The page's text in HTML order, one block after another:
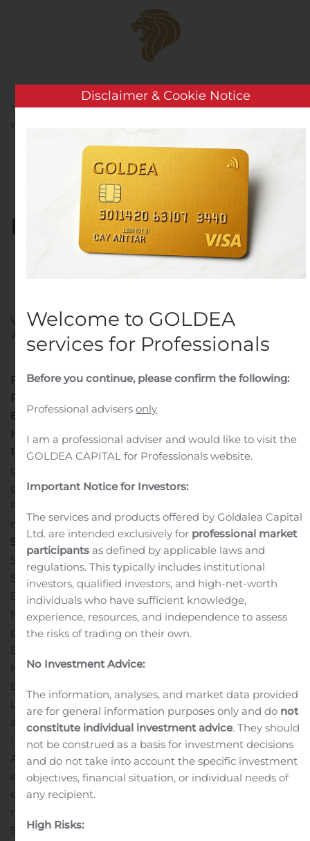
Skip to main content
Home Analysis Public Companies
Santhera
vollzieht Kapitalerhöhung für Finanzierungsvereinbarungen
Santhera vollzieht
Kapitalerhöhung für
Customer ServiceonAugust 11, 2020. Posted in
Pratteln, Schweiz, 11. August 2020 – Santhera
Pharmaceuticals (SIX: SANN) gibt die Ausgabe von
600’000 Vorratsaktien bekannt. Die Anzahl der im
Handelsregister eingetragenen Aktien beträgt neu
14’195’072 Aktien.Am 10. August 2020 wurden aus dem
genehmigten Kapital 600’000 neue eigene Aktien
geschaffen. Santhera erwartet, diese Aktien für ihre
Finanzierungsvereinbarungen zu verwenden. Die
neuen Aktien werden per 11. August 2020 kotiert. Über
Santhera
Santhera Pharmaceuticals (SIX: SANN), ein Schweizer
Spezialitätenpharmaunternehmen, ist auf die
Entwicklung und Vermarktung innovativer
Medikamente für seltene neuromuskuläre und
pulmonale Erkrankungen mit hohem medizinischem
Bedarf fokussiert. Santhera baut ein Duchenne-
Muskeldystrophie (DMD) Produktportfolio zur
Behandlung von Patienten unabhängig von
ursächlichen Mutationen, Krankheitsstadium oder Alter
auf. Ein Antrag auf Marktzulassung für Puldysa®
(Idebenon) wird gegenwärtig von der Europäischen
Arzneimittelagentur geprüft. Ausserdem hat Santhera
eine Lizenzoption auf Vamorolone, ein first-in-class
entzündungshemmender Arzneimittelkandidat mit
neuartigem Wirkmechanismus als Alternative zu
Standard-Kortikosteroiden, welcher derzeit in einer
Disclaimer & Cookie Notice
Welcome to GOLDEA
services for Professionals
Before you continue, please confirm the following:
Professional advisersonly
I am a professional adviser and would like to visit the
GOLDEA CAPITAL for Professionals website.
Important Notice for Investors:
The services and products offered by Goldalea Capital
Ltd. are intended exclusively for professional market
participants as defined by applicable laws and
regulations. This typically includes institutional
investors, qualified investors, and high-net-worth
individuals who have sufficient knowledge,
experience, resources, and independence to assess
the risks of trading on their own.
No Investment Advice:
The information, analyses, and market data provided
are for general information purposes only and do not
constitute individual investment advice. They should
not be construed as a basis for investment decisions
and do not take into account the specific investment
objectives, financial situation, or individual needs of
any recipient.
High Risks: